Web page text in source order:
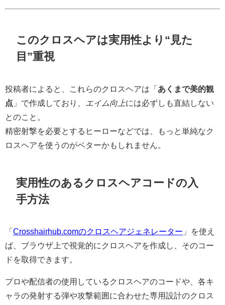
このクロスヘアは実用性より“見た
目”重視
投稿者によると、これらのクロスヘアは「 あくまで美的観
点 」で作成しており、 エイム向上には必ずしも直結しない
とのこと。
精密射撃を必要とするヒーローなどでは、もっと単純なク
ロスヘアを使うのがベターかもしれません。
実用性のあるクロスヘアコードの入
手方法
「 Crosshairhub.comのクロスヘアジェネレーター 」を使え
ば、ブラウザ上で視覚的にクロスヘアを作成し、そのコー
ドを取得できます。
プロや配信者の使用しているクロスヘアのコードや、各キ
ャラの発射する弾や攻撃範囲に合わせた専用設計のクロス